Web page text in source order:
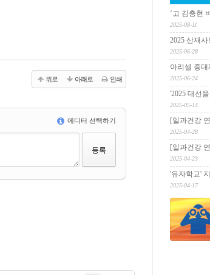
위로 아래로 인쇄
에디터 선택하기
‘고 김충현
2025-08-11
2025 산재
2025-06-28
아리셀 중대
2025-06-24
'2025 대선
2025-05-14
[일과건강
2025-04-28
[일과건강
2025-04-23
'유자학교'
2025-04-17